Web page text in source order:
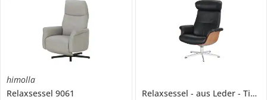
himolla
Relaxsessel 9061
Relaxsessel aus Leder
Timeout